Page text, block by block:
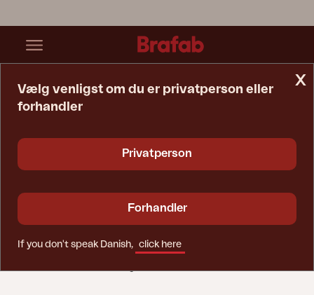
x
Vælg venligst om du er privatperson eller
forhandler
Privatperson
Forhandler
If you don't speak Danish, click here